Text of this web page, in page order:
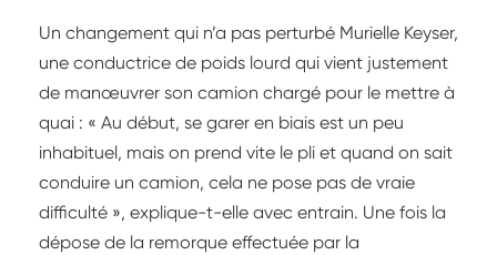
Un changement qui n’a pas perturbé Murielle Keyser,
une conductrice de poids lourd qui vient justement
de manœuvrer son camion chargé pour le mettre à
quai : « Au début, se garer en biais est un peu
inhabituel, mais on prend vite le pli et quand on sait
conduire un camion, cela ne pose pas de vraie
difficulté », explique-t-elle avec entrain. Une fois la
dépose de la remorque effectuée par la